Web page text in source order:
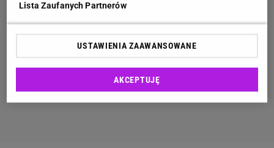
Lista Zaufanych Partnerów
USTAWIENIA ZAAWANSOWANE
AKCEPTUJĘ